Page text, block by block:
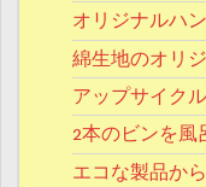
オリジナルハ
綿生地のオリ
アップサイク
2本のビンを風
エコな製品か